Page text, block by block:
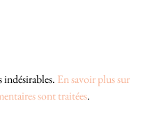
En savoir plus sur
sont traitées.